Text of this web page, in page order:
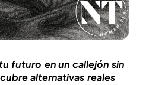
futuro en un callejón sin
alternativas reales